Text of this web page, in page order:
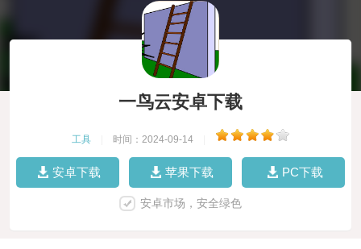
一鸟云安卓下载
工具 时间：2024-09-14
安卓下载 苹果下载 PC下载
安卓市场，安全绿色